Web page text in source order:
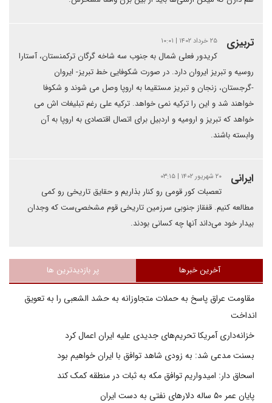
تربیزی ۲۵ خرداد ۱۴۰۲ | ۱۰:۰۱
کریدور فعلی شمال به جنوب سه شاخه گرگان ترکمنستان، آستارا
روسیه و تبریز ایروان دارد. در صورت شکوفایی خط تبریز- ایروان
-گرجستان، زنجان و تبریز مستقیما به اروپا وصل می شوند و شکوفا
خواهند شد و این را ترکیه نمی خواهد. ترکیه علی رغم تبلیغات اش می
خواهد که تبریز و ارومیه و اردبیل برای اتصال اقتصادی به اروپا به آن
وابسته باشند.
ایرانی ۲۰ شهریور ۱۴۰۲ | ۰۳:۱۵
تعصبات کور قومی رو کنار بذاریم و حقایق تاریخی رو کمی
مطالعه کنیم. قفقاز جنوبی سرزمین تاریخی قوم مشخصی‌ست که وجدان
بیدار خود می‌داند آنها چه کسانی بودند.
آخرین خبرها پر بازدیدترین ها
مقاومت عراق پاسخ به حملات متجاوزانه به حشد الشعبی را به تعویق
انداخت
خزانه‌داری آمریکا تحریم‌های جدیدی علیه ایران اعمال کرد
بسنت مدعی شد: به زودی شاهد توافق با ایران خواهیم بود
اسحاق دار: امیدواریم توافق مکه به ثبات در منطقه کمک کند
پایان عمر ۵۰ ساله دلارهای نفتی به دست ایران